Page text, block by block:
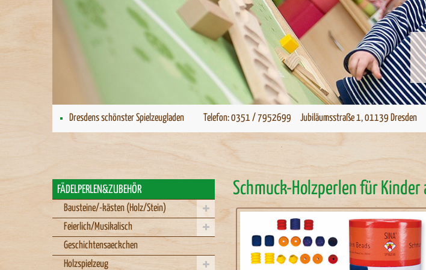
Dresdens schönster Spielzeugladen Telefon: 0351 / 7952699 Jubiläumsstraße 1, 01139 Dresden
FÄDELPERLEN&ZUBEHÖR
Bausteine/-kästen (Holz/Stein)
Feierlich/Musikalisch
Geschichtensaeckchen
Holzspielzeug
Schmuck-Holzperlen für Kinder